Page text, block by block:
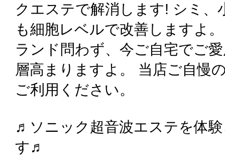
クエステで解消します! シミ、
も細胞レベルで改善しますよ
ランド問わず、今ご自宅でご
層高まりますよ。 当店ご自慢
ご利用ください。
♬ソニック超音波エステを体
す♬